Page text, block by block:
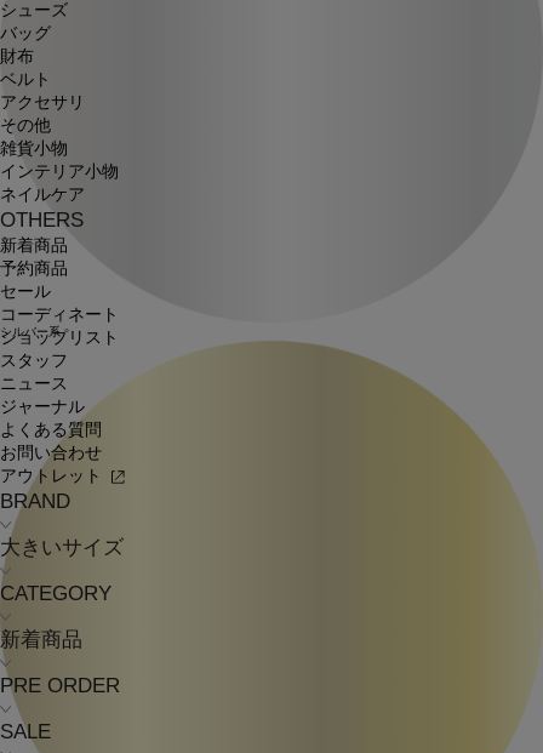
シューズ
バッグ
財布
ベルト
アクセサリ
その他
雑貨小物
インテリア小物
ネイルケア
OTHERS
新着商品
予約商品
セール
コーディネート
ショップリスト
スタッフ
ニュース
ジャーナル
よくある質問
お問い合わせ
アウトレット
BRAND
大きいサイズ
CATEGORY
新着商品
PRE ORDER
SALE
シルバー系